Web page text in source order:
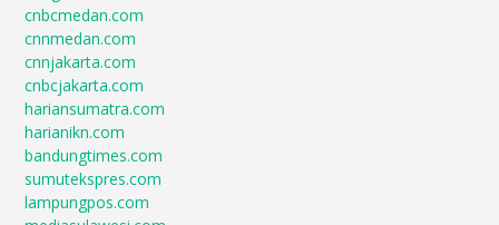
cnbcmedan.com
cnnmedan.com
cnnjakarta.com
cnbcjakarta.com
hariansumatra.com
harianikn.com
bandungtimes.com
sumutekspres.com
lampungpos.com